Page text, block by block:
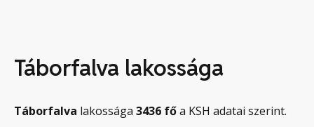
Táborfalva lakossága
Táborfalva lakossága 3436 főa KSH adatai szerint.